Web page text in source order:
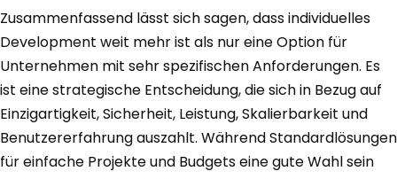
Zusammenfassend lässt sich sagen, dass individuelles
Development weit mehr ist als nur eine Option für
Unternehmen mit sehr spezifischen Anforderungen. Es
ist eine strategische Entscheidung, die sich in Bezug auf
Einzigartigkeit, Sicherheit, Leistung, Skalierbarkeit und
Benutzererfahrung auszahlt. Während Standardlösungen
für einfache Projekte und Budgets eine gute Wahl sein